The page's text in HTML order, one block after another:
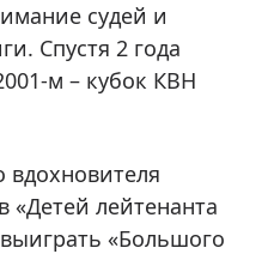
судей и
Спустя 2 года
м – кубок КВН
вдохновителя
лейтенанта
«Большого